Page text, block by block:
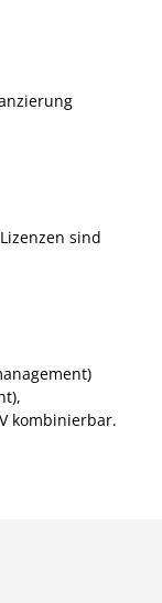
sind
kombinierbar.